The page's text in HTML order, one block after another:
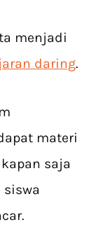
menjadi
daring.
materi
saja
siswa